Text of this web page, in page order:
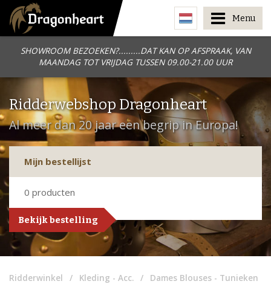
SHOWROOM BEZOEKEN?.........DAT KAN OP AFSPRAAK, VAN
MAANDAG TOT VRIJDAG TUSSEN 09.00-21.00 UUR
Menu
Ridderwebshop Dragonheart
Al meer dan 20 jaar een begrip in Europa!
Mijn bestellijst
0 producten
Bekijk bestelling
Ridderwinkel Kleding - Acc. Dames Blouses - Tunieken